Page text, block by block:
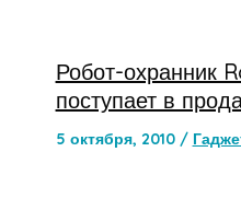
Робот-охранник
поступает в
5 октября, 2010 /